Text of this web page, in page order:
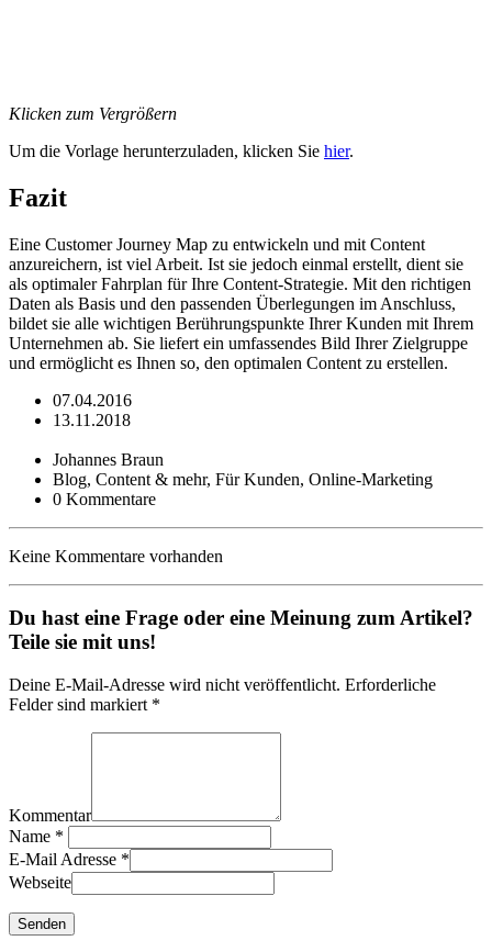
Klicken zum Vergrößern
Um die Vorlage herunterzuladen, klicken Sie hier.
Fazit
Eine Customer Journey Map zu entwickeln und mit Content
anzureichern, ist viel Arbeit. Ist sie jedoch einmal erstellt, dient sie
als optimaler Fahrplan für Ihre Content-Strategie. Mit den richtigen
Daten als Basis und den passenden Überlegungen im Anschluss,
bildet sie alle wichtigen Berührungspunkte Ihrer Kunden mit Ihrem
Unternehmen ab. Sie liefert ein umfassendes Bild Ihrer Zielgruppe
und ermöglicht es Ihnen so, den optimalen Content zu erstellen.
07.04.2016
13.11.2018
Johannes Braun
Blog, Content & mehr, Für Kunden, Online-Marketing
0 Kommentare
Keine Kommentare vorhanden
Du hast eine Frage oder eine Meinung zum Artikel?
Teile sie mit uns!
Deine E-Mail-Adresse wird nicht veröffentlicht. Erforderliche
Felder sind markiert *
Kommentar
Name *
E-Mail Adresse *
Webseite